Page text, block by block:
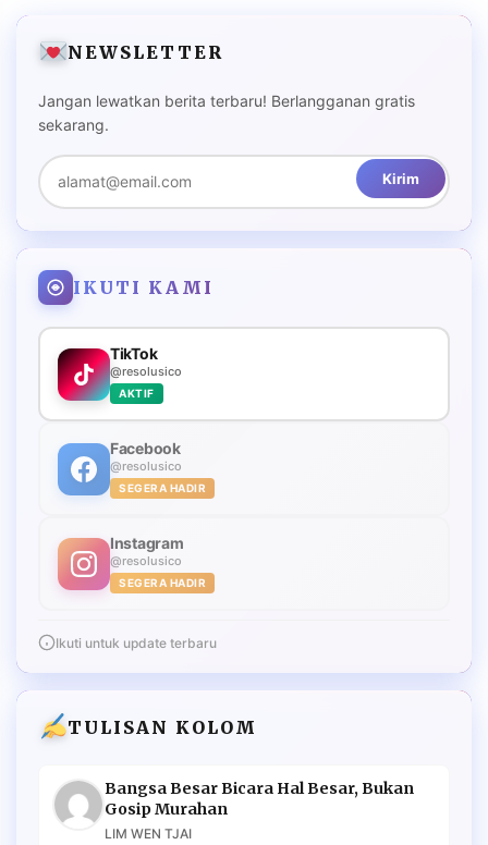
NEWSLETTER
Jangan lewatkan berita terbaru! Berlangganan gratis
sekarang.
Kirim
IKUTI KAMI
TikTok
@resolusico
AKTIF
Facebook
@resolusico
SEGERA HADIR
Instagram
@resolusico
SEGERA HADIR
Ikuti untuk update terbaru
TULISAN KOLOM
Bangsa Besar Bicara Hal Besar, Bukan
Gosip Murahan
LIM WEN TJAI